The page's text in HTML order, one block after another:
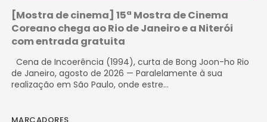
[Mostra de cinema] 15ª Mostra de Cinema
Coreano chega ao Rio de Janeiro e a Niterói
com entrada gratuita
Cena de Incoerência (1994), curta de Bong Joon-ho Rio
de Janeiro, agosto de 2026 — Paralelamente à sua
realização em São Paulo, onde estre...